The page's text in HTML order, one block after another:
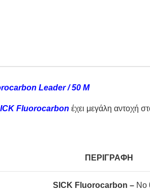
Leader / 50 M
Fluorocarbon έχει μεγάλη αντοχή
ΠΕΡΙΓΡΑΦΗ
SICK Fluorocarbon – Νο